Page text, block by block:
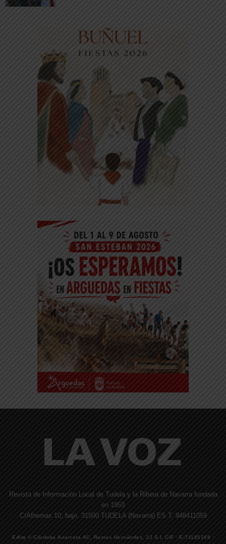
Revista de Información Local de Tudela y la Ribera de Navarra fundada
en 1953
C/Alhemas 10, bajo. 31500 TUDELA (Navarra) ES T. 948411059
Edita © Córdoba Acarreta AC, Ramos Hernández, JJ S.I. CIF · E-71185169 ·